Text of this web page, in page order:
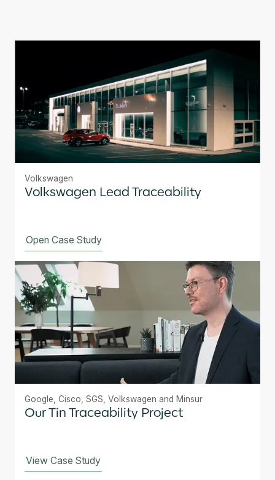
Volkswagen
Volkswagen Lead Traceability
Open Case Study
Google, Cisco, SGS, Volkswagen and Minsur
Our Tin Traceability Project
View Case Study